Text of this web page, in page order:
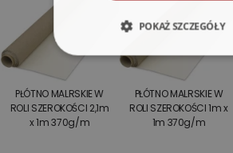
PŁÓTNO MALRSKIE W
ROLI SZEROKOŚCI 2,1m
x 1m 370g/m
PŁÓTNO MALRSKIE W
ROLI SZEROKOŚCI 1m x
1m 370g/m
POKAŻ SZCZEGÓŁY